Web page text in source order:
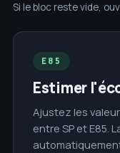
Si le bloc reste vide,
E85
Estimer
Ajustez les
entre SP et E85.